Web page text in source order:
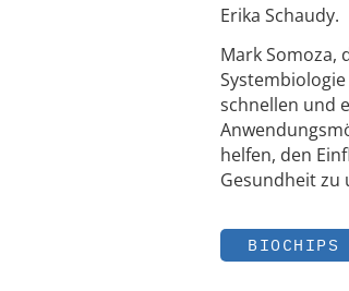
Erika Schaudy.
Mark Somoza,
schnellen und
helfen, den
Gesundheit zu
BIOCHIPS